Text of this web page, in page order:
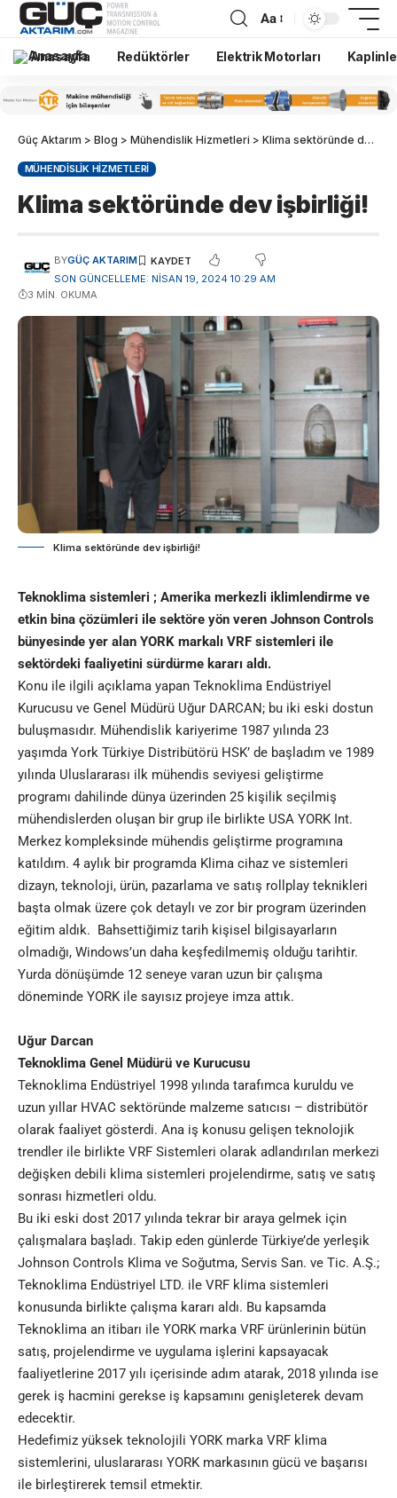
Aa
Anasayfa Redüktörler Elektrik Motorları
Güç Aktarım > Blog > Mühendislik Hizmetleri > Klima sektöründe dev işbirliği!
MÜHENDISLIK HIZMETLERI
Klima sektöründe dev işbirliği!
SON GÜNCELLEME: NISAN 19, 2024 10:29 AM
BYGÜÇ AKTARIM
3 MIN. OKUMA
Klima sektöründe dev işbirliği!
Teknoklima sistemleri ; Amerika merkezli iklimlendirme ve
etkin bina çözümleri ile sektöre yön veren Johnson Controls
bünyesinde yer alan YORK markalı VRF sistemleri ile
sektördeki faaliyetini sürdürme kararı aldı.
Konu ile ilgili açıklama yapan Teknoklima Endüstriyel
Kurucusu ve Genel Müdürü Uğur DARCAN; bu iki eski dostun
buluşmasıdır. Mühendislik kariyerime 1987 yılında 23
yaşımda York Türkiye Distribütörü HSK’ de başladım ve 1989
yılında Uluslararası ilk mühendis seviyesi geliştirme
programı dahilinde dünya üzerinden 25 kişilik seçilmiş
mühendislerden oluşan bir grup ile birlikte USA YORK Int.
Merkez kompleksinde mühendis geliştirme programına
katıldım. 4 aylık bir programda Klima cihaz ve sistemleri
dizayn, teknoloji, ürün, pazarlama ve satış rollplay teknikleri
başta olmak üzere çok detaylı ve zor bir program üzerinden
eğitim aldık. Bahsettiğimiz tarih kişisel bilgisayarların
olmadığı, Windows’un daha keşfedilmemiş olduğu tarihtir.
Yurda dönüşümde 12 seneye varan uzun bir çalışma
döneminde YORK ile sayısız projeye imza attık.
Uğur Darcan
Teknoklima Genel Müdürü ve Kurucusu
Teknoklima Endüstriyel 1998 yılında tarafımca kuruldu ve
uzun yıllar HVAC sektöründe malzeme satıcısı – distribütör
olarak faaliyet gösterdi. Ana iş konusu gelişen teknolojik
trendler ile birlikte VRF Sistemleri olarak adlandırılan merkezi
değişken debili klima sistemleri projelendirme, satış ve satış
sonrası hizmetleri oldu.
Bu iki eski dost 2017 yılında tekrar bir araya gelmek için
çalışmalara başladı. Takip eden günlerde Türkiye’de yerleşik
Johnson Controls Klima ve Soğutma, Servis San. ve Tic. A.Ş.;
Teknoklima Endüstriyel LTD. ile VRF klima sistemleri
konusunda birlikte çalışma kararı aldı. Bu kapsamda
Teknoklima an itibarı ile YORK marka VRF ürünlerinin bütün
satış, projelendirme ve uygulama işlerini kapsayacak
faaliyetlerine 2017 yılı içerisinde adım atarak, 2018 yılında ise
gerek iş hacmini gerekse iş kapsamını genişleterek devam
edecektir.
Hedefimiz yüksek teknolojili YORK marka VRF klima
sistemlerini, uluslararası YORK markasının gücü ve başarısı
ile birleştirerek temsil etmektir.